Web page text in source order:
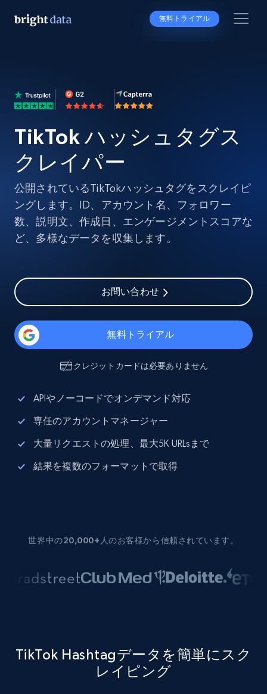
無料トライアル
TikTok ハッシュタグス
クレイパー
公開されているTikTokハッシュタグをスクレイピ
ングします。ID、アカウント名、フォロワー
数、説明文、作成日、エンゲージメントスコアな
ど、多様なデータを収集します。
お問い合わせ
無料トライアル
クレジットカードは必要ありません
APIやノーコードでオンデマンド対応
専任のアカウントマネージャー
大量リクエストの処理、最大5K URLsまで
結果を複数のフォーマットで取得
世界中の20,000+人のお客様から信頼されています。
TikTok Hashtagデータを簡単にスク
レイピング